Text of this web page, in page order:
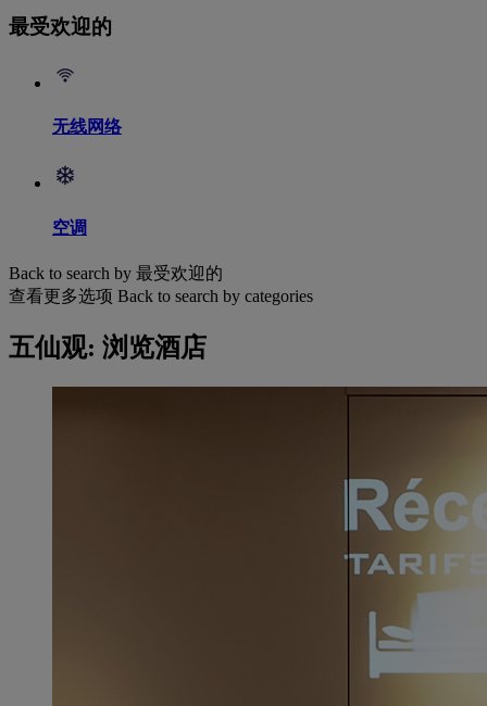
最受欢迎的
无线网络
空调
Back to search by 最受欢迎的
查看更多选项 Back to search by categories
五仙观: 浏览酒店